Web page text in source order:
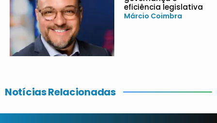
eficiência legislativa
Márcio Coimbra
Notícias Relacionadas